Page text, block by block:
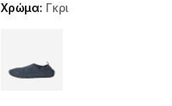
Χρώμα: Γκρι